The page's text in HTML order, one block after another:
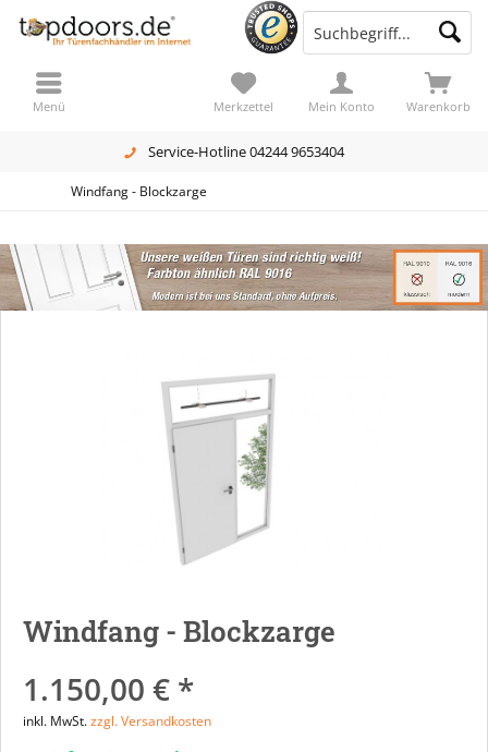
Service-Hotline 04244 9653404
Warenkorb
Merkzettel Mein Konto
Menü
Windfang - Blockzarge
Windfang - Blockzarge
1.150,00 € *
inkl. MwSt.zzgl. Versandkosten